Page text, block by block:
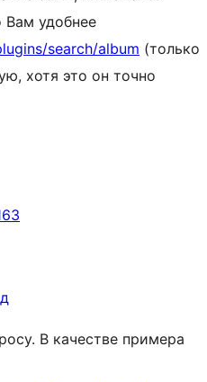
Вам удобнее
search/album (только
хотя это он точно
В качестве примера